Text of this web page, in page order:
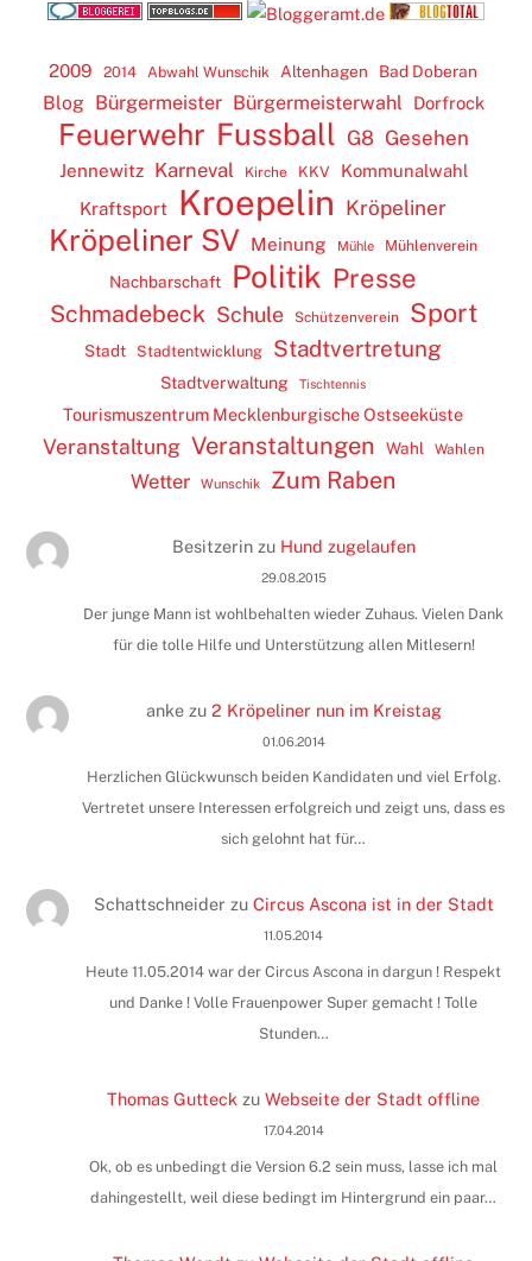
2009 2014 Abwahl Wunschik Altenhagen Bad Doberan
Blog Bürgermeister Bürgermeisterwahl Dorfrock
Feuerwehr Fussball G8 Gesehen
Jennewitz Karneval Kirche KKV
Kommunalwahl
Kraftsport
Kroepelin Kröpeliner
Kröpeliner SV Meinung Mühle Mühlenverein
Nachbarschaft Politik Presse
Schmadebeck Schule Schützenverein Sport
Stadt Stadtentwicklung Stadtvertretung
Stadtverwaltung Tischtennis
Tourismuszentrum Mecklenburgische Ostseeküste
Veranstaltung Veranstaltungen Wahl Wahlen
Wetter Wunschik Zum Raben
Besitzerinzu Hund zugelaufen
29.08.2015
Der junge Mann ist wohlbehalten wieder Zuhaus. Vielen Dank
für die tolle Hilfe und Unterstützung allen Mitlesern!
ankezu 2 Kröpeliner nun im Kreistag
01.06.2014
Herzlichen Glückwunsch beiden Kandidaten und viel Erfolg.
Vertretet unsere Interessen erfolgreich und zeigt uns, dass es
sich gelohnt hat für…
Schattschneider zu Circus Ascona ist in der Stadt
11.05.2014
Heute 11.05.2014 war der Circus Ascona in dargun ! Respekt
und Danke ! Volle Frauenpower Super gemacht ! Tolle
Stunden…
Thomas Gutteck zuWebseite der Stadt offline
17.04.2014
Ok, ob es unbedingt die Version 6.2 sein muss, lasse ich mal
dahingestellt, weil diese bedingt im Hintergrund ein paar…